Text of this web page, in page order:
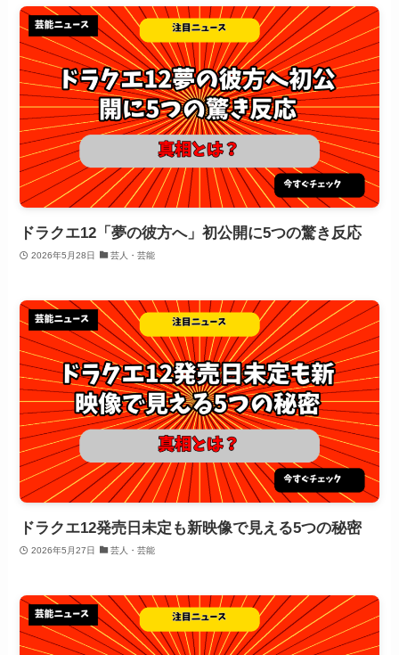
ドラクエ12「夢の彼方へ」初公開に5つの驚き反応
2026年5月28日 芸人・芸能
ドラクエ12発売日未定も新映像で見える5つの秘密
2026年5月27日 芸人・芸能